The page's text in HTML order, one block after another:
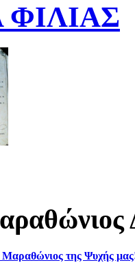
της Ψυχής